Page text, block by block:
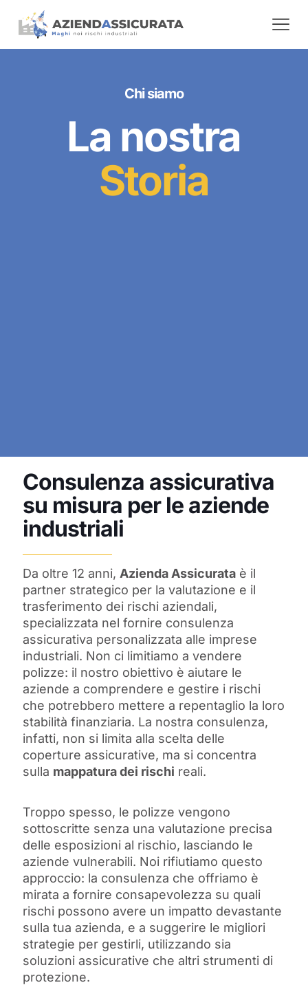
Chi siamo
La nostra
Storia
Consulenza assicurativa
su misura per le aziende
industriali
Da oltre 12 anni, Azienda Assicurata è il
partner strategico per la valutazione e il
trasferimento dei rischi aziendali,
specializzata nel fornire consulenza
assicurativa personalizzata alle imprese
industriali. Non ci limitiamo a vendere
polizze: il nostro obiettivo è aiutare le
aziende a comprendere e gestire i rischi
che potrebbero mettere a repentaglio la loro
stabilità finanziaria. La nostra consulenza,
infatti, non si limita alla scelta delle
coperture assicurative, ma si concentra
sulla mappatura dei rischi reali.
Troppo spesso, le polizze vengono
sottoscritte senza una valutazione precisa
delle esposizioni al rischio, lasciando le
aziende vulnerabili. Noi rifiutiamo questo
approccio: la consulenza che offriamo è
mirata a fornire consapevolezza su quali
rischi possono avere un impatto devastante
sulla tua azienda, e a suggerire le migliori
strategie per gestirli, utilizzando sia
soluzioni assicurative che altri strumenti di
protezione.